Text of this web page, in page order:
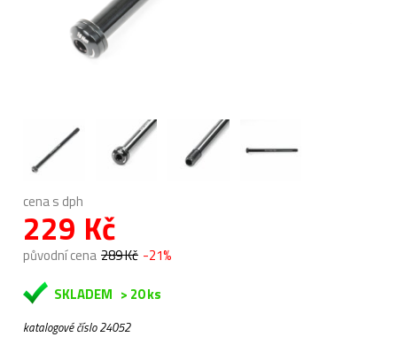
cena s dph
229 Kč
původní cena 289 Kč -21%
SKLADEM > 20 ks
katalogové číslo 24052